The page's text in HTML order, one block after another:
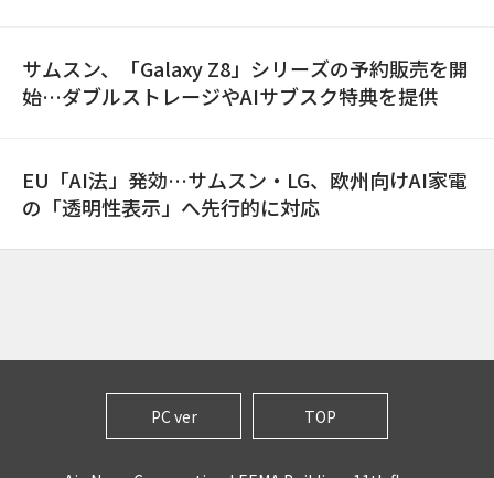
サムスン、「Galaxy Z8」シリーズの予約販売を開
始…ダブルストレージやAIサブスク特典を提供
EU「AI法」発効…サムスン・LG、欧州向けAI家電
の「透明性表示」へ先行的に対応
PC ver TOP